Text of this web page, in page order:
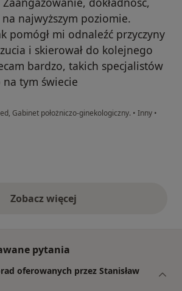
najwyższym poziomie.
pomógł mi odnaleźć przyczyny
i skierował do kolejnego
bardzo, takich specjalistów
tym świecie
Gabinet położniczo-ginekologiczny. • Inny •
S
Zobacz więcejopinie powyżej
pytania
oferowanych przez Stanisław